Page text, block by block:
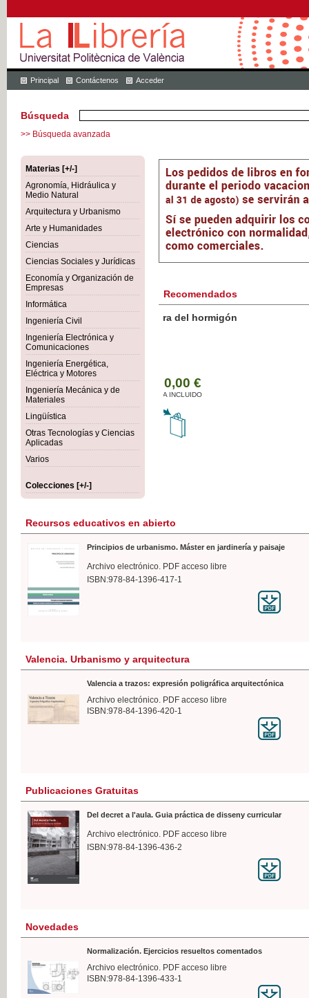
Principal Contáctenos Acceder
Búsqueda
>> Búsqueda avanzada
Materias [+/-]
Agronomía, Hidráulica y
Medio Natural
Arquitectura y Urbanismo
Arte y Humanidades
Ciencias
Ciencias Sociales y Jurídicas
Economía y Organización de
Empresas
Informática
Ingeniería Civil
Ingeniería Electrónica y
Comunicaciones
Ingeniería Energética,
Eléctrica y Motores
Ingeniería Mecánica y de
Materiales
Lingüística
Otras Tecnologías y Ciencias
Aplicadas
Varios
Colecciones [+/-]
Recomendados
Botánica Agroalimentaria
Recursos educativos en abierto
Principios de urbanismo. Máster en jardinería y paisaje
Archivo electrónico. PDF acceso libre
ISBN:978-84-1396-417-1
Valencia. Urbanismo y arquitectura
Valencia a trazos: expresión poligráfica arquitectónica
Archivo electrónico. PDF acceso libre
ISBN:978-84-1396-420-1
Publicaciones Gratuitas
Del decret a l'aula. Guia práctica de disseny curricular
Archivo electrónico. PDF acceso libre
ISBN:978-84-1396-436-2
Novedades
Normalización. Ejercicios resueltos comentados
Archivo electrónico. PDF acceso libre
ISBN:978-84-1396-433-1